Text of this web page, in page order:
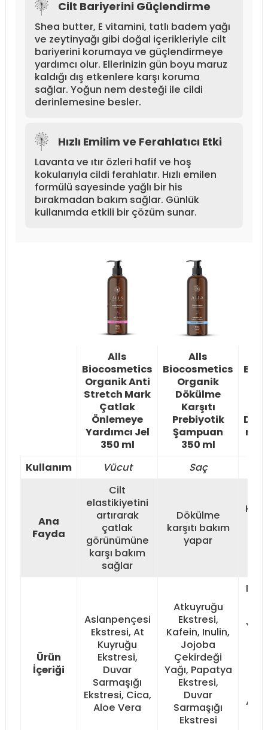
Cilt Bariyerini Güçlendirme
Shea butter, E vitamini, tatlı badem yağı
ve zeytinyağı gibi doğal içerikleriyle cilt
bariyerini korumaya ve güçlendirmeye
yardımcı olur. Ellerinizin gün boyu maruz
kaldığı dış etkenlere karşı koruma
sağlar. Yoğun nem desteği ile cildi
derinlemesine besler.
Hızlı Emilim ve Ferahlatıcı Etki
Lavanta ve ıtır özleri hafif ve hoş
kokularıyla cildi ferahlatır. Hızlı emilen
formülü sayesinde yağlı bir his
bırakmadan bakım sağlar. Günlük
kullanımda etkili bir çözüm sunar.
Alls
Biocosmetics
Organik Anti
Stretch Mark
Çatlak
Önlemeye
Yardımcı Jel
350 ml
Alls
Biocosmetics
Organik
Dökülme
Karşıtı
Prebiyotik
Şampuan
350 ml
ml -
Kullanım Vücut Saç
Ana
Fayda
Cilt
elastikiyetini
artırarak
çatlak
görünümüne
karşı bakım
sağlar
Dökülme
karşıtı bakım
yapar
Ürün
İçeriği
Aslanpençesi
Ekstresi, At
Kuyruğu
Ekstresi,
Duvar
Sarmaşığı
Ekstresi, Cica,
Aloe Vera
Atkuyruğu
Ekstresi,
Kafein, Inulin,
Jojoba
Çekirdeği
Yağı, Papatya
Ekstresi,
Duvar
Sarmaşığı
Ekstresi